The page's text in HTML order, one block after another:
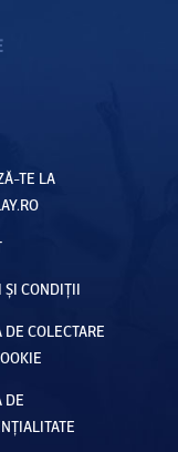
TE LA
ȘI CONDIȚII
DE COLECTARE
DE